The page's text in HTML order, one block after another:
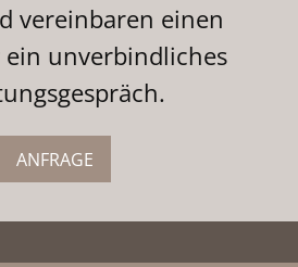
vereinbaren einen
unverbindliches
ANFRAGE